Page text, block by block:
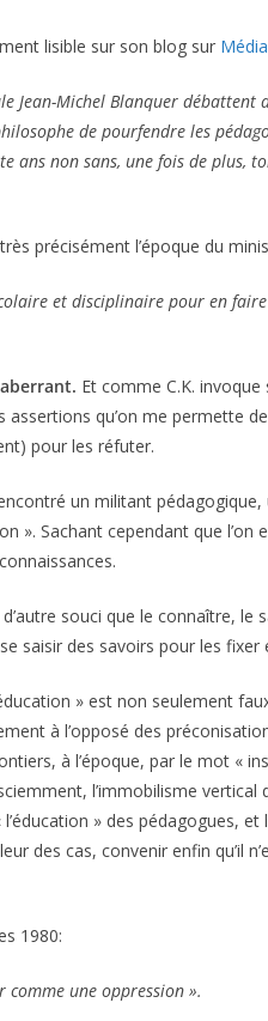
lisible sur son blog sur
Michel Blanquer débattent
de pourfendre les
ans non sans, une fois de plus,
précisément l’époque du
et disciplinaire pour en
Et comme C.K.
qu’on me permette
pour les réfuter.
un militant
». Sachant cependant que l’on
souci que le connaître, le
saisir des savoirs pour les fixer
» est non seulement
à l’opposé des
à l’époque, par le mot «
l’immobilisme vertical
» des pédagogues, et
des cas, convenir enfin qu’il
1980:
une oppression ».